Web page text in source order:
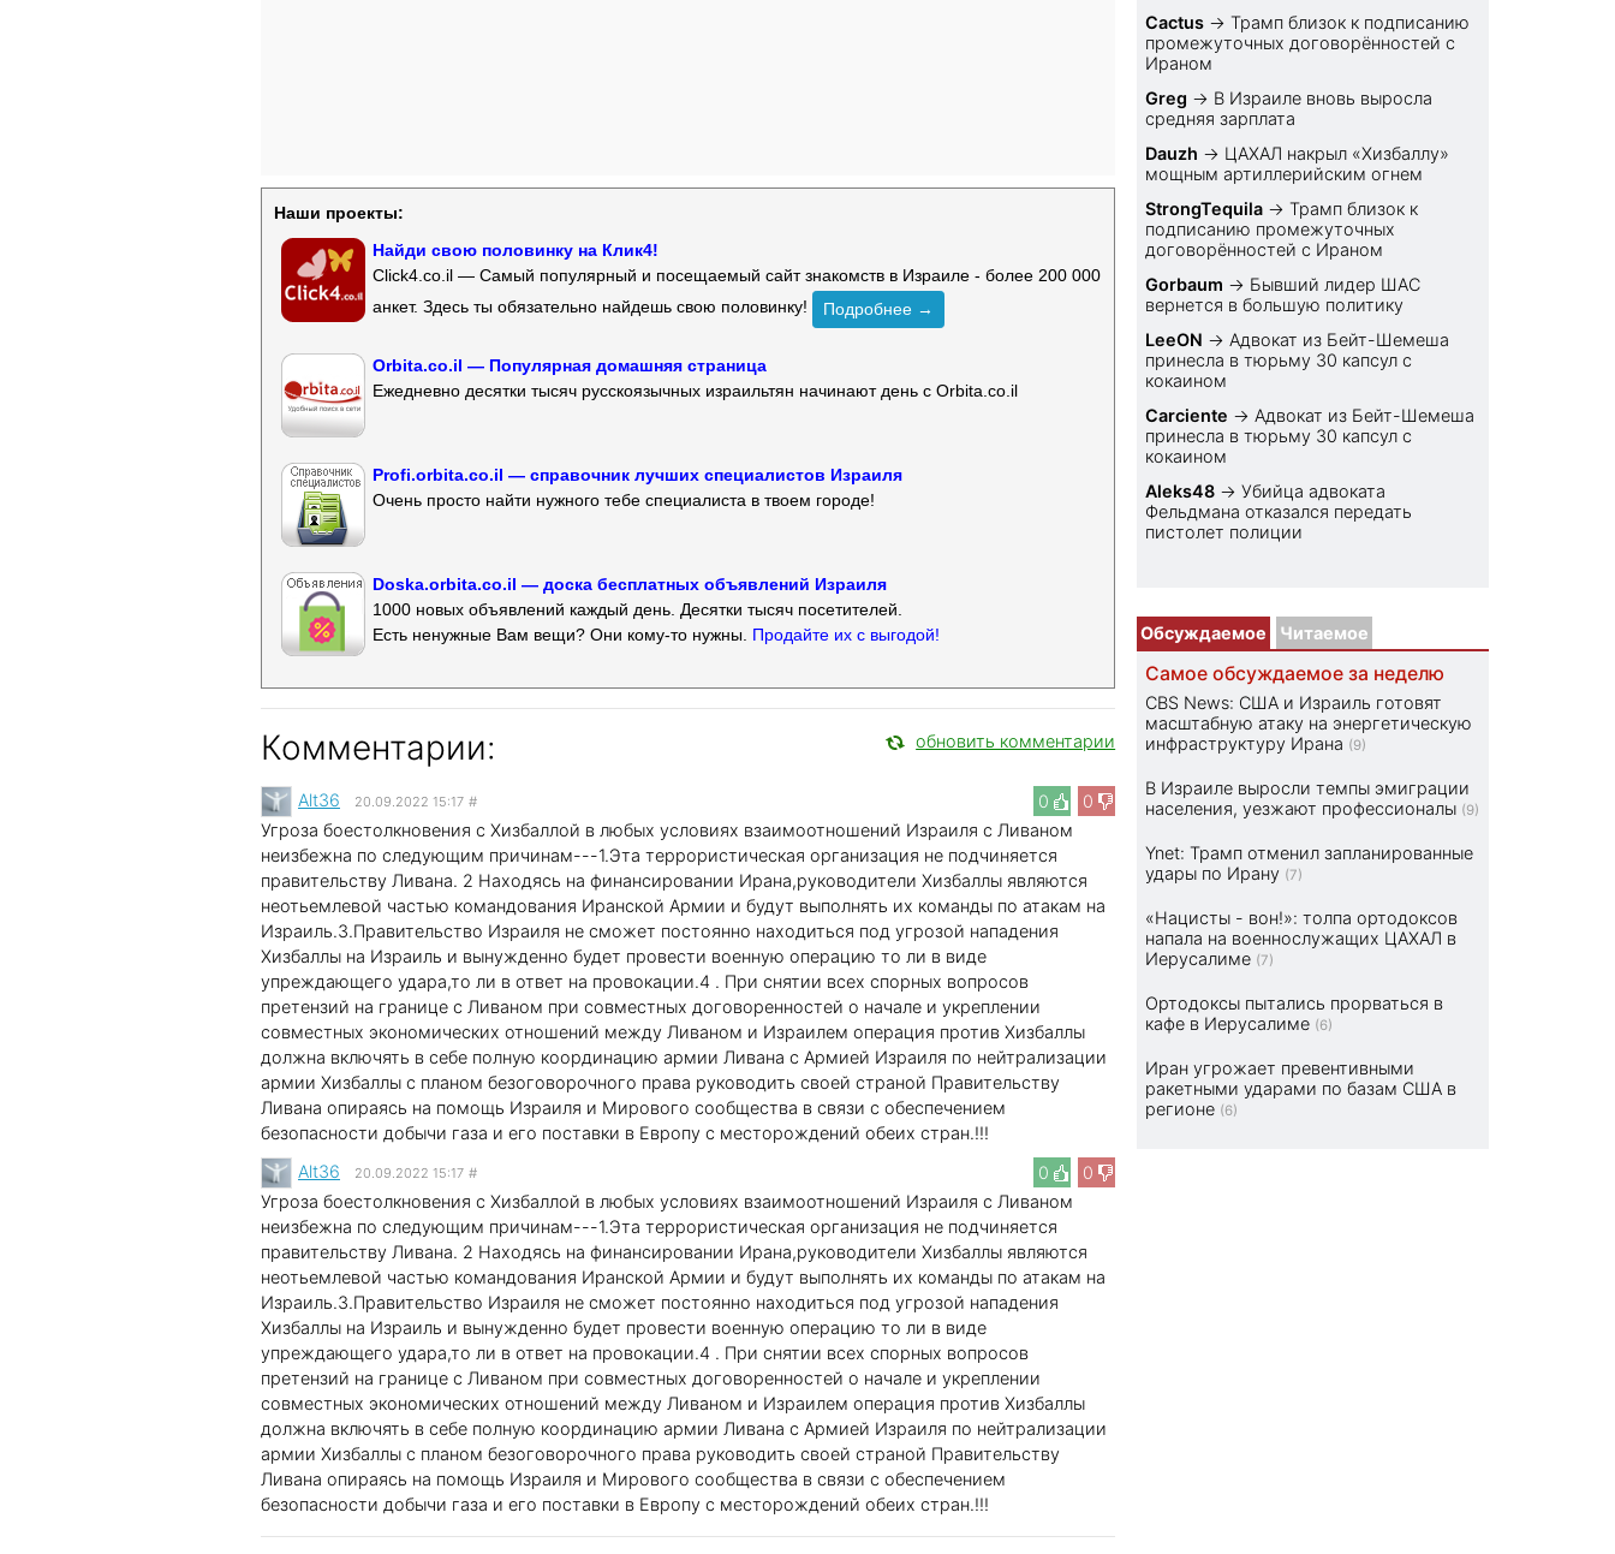
Наши проекты:
Найди свою половинку на Клик4!
Click4.co.il — Самый популярный и посещаемый сайт знакомств в Израиле - более 200 000
анкет. Здесь ты обязательно найдешь свою половинку!
Подробнее →
Orbita.co.il — Популярная домашняя страница
Ежедневно десятки тысяч русскоязычных израильтян начинают день с Orbita.co.il
Profi.orbita.co.il — справочник лучших специалистов Израиля
Очень просто найти нужного тебе специалиста в твоем городе!
Doska.orbita.co.il — доска бесплатных объявлений Израиля
1000 новых объявлений каждый день. Десятки тысяч посетителей.
Есть ненужные Вам вещи? Они кому-то нужны. Продайте их с выгодой!
Комментарии: обновить комментарии
0 0
Alt36 20.09.2022 15:17 #
Угроза боестолкновения с Хизбаллой в любых условиях взаимоотношений Израиля с Ливаном
неизбежна по следующим причинам---1.Эта террористическая организация не подчиняется
правительству Ливана. 2 Находясь на финансировании Ирана,руководители Хизбаллы являются
неотьемлевой частью командования Иранской Армии и будут выполнять их команды по атакам на
Израиль.3.Правительство Израиля не сможет постоянно находиться под угрозой нападения
Хизбаллы на Израиль и вынужденно будет провести военную операцию то ли в виде
упреждающего удара,то ли в ответ на провокации.4 . При снятии всех спорных вопросов
претензий на границе с Ливаном при совместных договоренностей о начале и укреплении
совместных экономических отношений между Ливаном и Израилем операция против Хизбаллы
должна включять в себе полную координацию армии Ливана с Армией Израиля по нейтрализации
армии Хизбаллы с планом безоговорочного права руководить своей страной Правительству
Ливана опираясь на помощь Израиля и Мирового сообщества в связи с обеспечением
безопасности добычи газа и его поставки в Европу с месторождений обеих стран.!!!
0
0
Alt36 20.09.2022 15:17 #
Угроза боестолкновения с Хизбаллой в любых условиях взаимоотношений Израиля с Ливаном
неизбежна по следующим причинам---1.Эта террористическая организация не подчиняется
правительству Ливана. 2 Находясь на финансировании Ирана,руководители Хизбаллы являются
неотьемлевой частью командования Иранской Армии и будут выполнять их команды по атакам на
Израиль.3.Правительство Израиля не сможет постоянно находиться под угрозой нападения
Хизбаллы на Израиль и вынужденно будет провести военную операцию то ли в виде
упреждающего удара,то ли в ответ на провокации.4 . При снятии всех спорных вопросов
претензий на границе с Ливаном при совместных договоренностей о начале и укреплении
совместных экономических отношений между Ливаном и Израилем операция против Хизбаллы
должна включять в себе полную координацию армии Ливана с Армией Израиля по нейтрализации
армии Хизбаллы с планом безоговорочного права руководить своей страной Правительству
Ливана опираясь на помощь Израиля и Мирового сообщества в связи с обеспечением
безопасности добычи газа и его поставки в Европу с месторождений обеих стран.!!!
Cactus →Трамп близок к подписанию
промежуточных договорённостей с
Ираном
Greg → В Израиле вновь выросла
средняя зарплата
Dauzh → ЦАХАЛ накрыл «Хизбаллу»
мощным артиллерийским огнем
StrongTequila →Трамп близок к
подписанию промежуточных
договорённостей с Ираном
Gorbaum → Бывший лидер ШАС
вернется в большую политику
LeeON → Адвокат из Бейт-Шемеша
принесла в тюрьму 30 капсул с
кокаином
Carciente → Адвокат из Бейт-Шемеша
принесла в тюрьму 30 капсул с
кокаином
Aleks48 →Убийца адвоката
Фельдмана отказался передать
пистолет полиции
Обсуждаемое Читаемое
Самое обсуждаемое за неделю
CBS News: США и Израиль готовят
масштабную атаку на энергетическую
инфраструктуру Ирана (9)
В Израиле выросли темпы эмиграции
населения, уезжают профессионалы (9)
Ynet: Трамп отменил запланированные
удары по Ирану (7)
«Нацисты - вон!»: толпа ортодоксов
напала на военнослужащих ЦАХАЛ в
Иерусалиме (7)
Ортодоксы пытались прорваться в
кафе в Иерусалиме (6)
Иран угрожает превентивными
ракетными ударами по базам США в
регионе (6)